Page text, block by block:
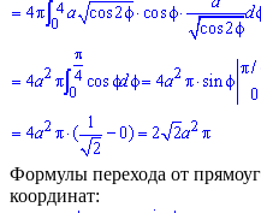
Формулы перехода от
координат: